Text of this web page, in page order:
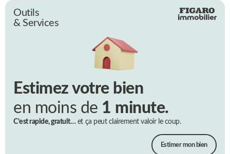
Outils
& Services
Estimez votre bien
en moins de 1 minute.
C’est rapide, gratuit…et ça peut clairement valoir le coup.
Estimer mon bien